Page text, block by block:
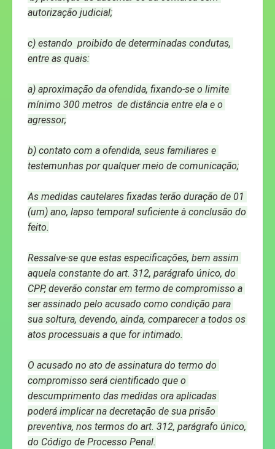
autorização judicial;
c) estando  proibido de determinadas condutas,
entre as quais:
a) aproximação da ofendida, fixando-se o limite
mínimo 300 metros  de distância entre ela e o
agressor;
b) contato com a ofendida, seus familiares e
testemunhas por qualquer meio de comunicação;
As medidas cautelares fixadas terão duração de 01
(um) ano, lapso temporal suficiente à conclusão do
feito.
Ressalve-se que estas especificações, bem assim
aquela constante do art. 312, parágrafo único, do
CPP, deverão constar em termo de compromisso a
ser assinado pelo acusado como condição para
sua soltura, devendo, ainda, comparecer a todos os
atos processuais a que for intimado.
O acusado no ato de assinatura do termo do
compromisso será cientificado que o
descumprimento das medidas ora aplicadas
poderá implicar na decretação de sua prisão
preventiva, nos termos do art. 312, parágrafo único,
do Código de Processo Penal.